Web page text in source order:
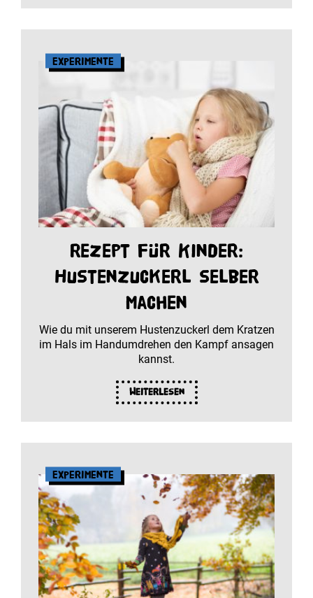
Experimente
Rezept für Kinder:
Hustenzuckerl selber
machen
Wie du mit unserem Hustenzuckerl dem Kratzen
im Hals im Handumdrehen den Kampf ansagen
kannst.
Weiterlesen
Experimente